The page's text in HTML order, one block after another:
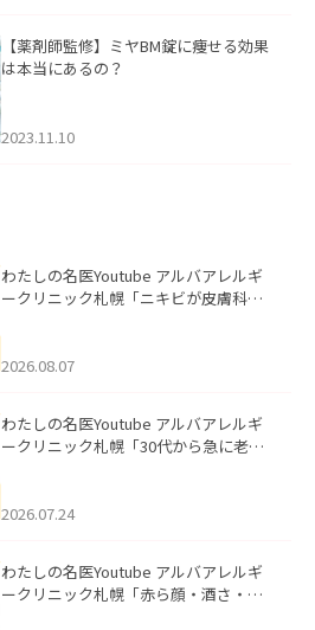
【薬剤師監修】ミヤBM錠に痩せる効果
は本当にあるの？
2023.11.10
わたしの名医Youtube アルバアレルギ
ークリニック札幌「ニキビが皮膚科で
ました。
2026.08.07
わたしの名医Youtube アルバアレルギ
ークリニック札幌「30代から急に老け
た。
2026.07.24
わたしの名医Youtube アルバアレルギ
ークリニック札幌「赤ら顔・酒さ・ニ